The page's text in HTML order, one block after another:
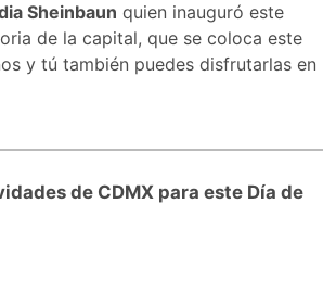
Sheinbaun quien inauguró este
de la capital, que se coloca este
y tú también puedes disfrutarlas en
de CDMX para este Día de